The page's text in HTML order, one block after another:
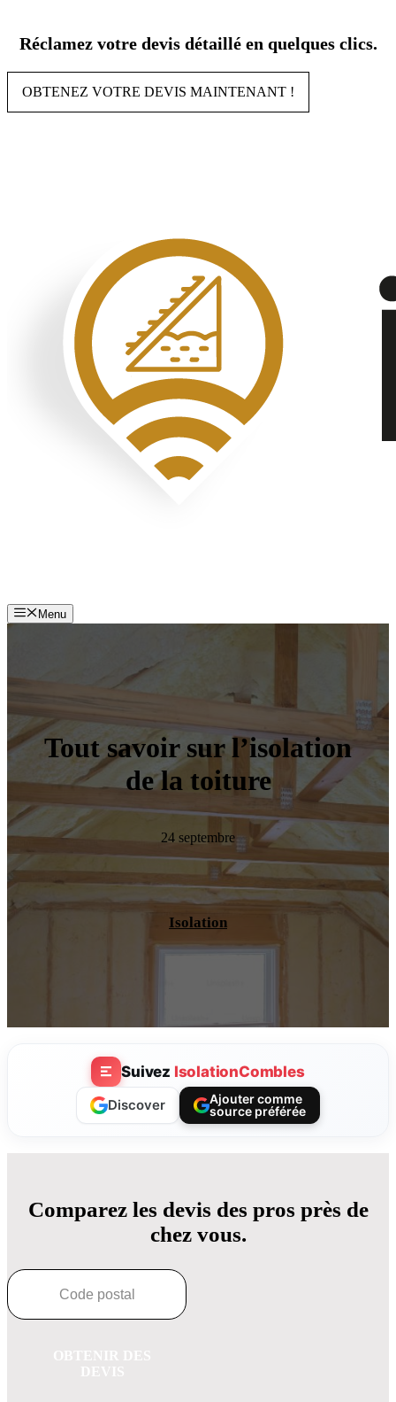
contenu
Réclamez votre devis détaillé en quelques clics.
OBTENEZ VOTRE DEVIS MAINTENANT !
Menu
Tout savoir sur l’isolation
de la toiture
24 septembre
Isolation
Suivez IsolationCombles
Discover
Ajouter comme
source préférée
Comparez les devis des pros près de
chez vous.